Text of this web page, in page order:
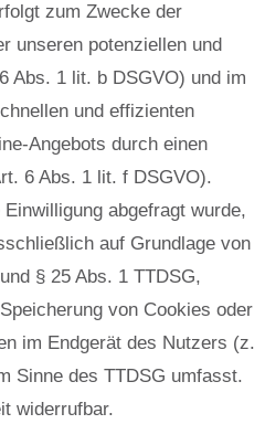
zum Zwecke der
unseren potenziellen und
Abs. 1 lit. b DSGVO) und im
und effizienten
Angebots durch einen
6 Abs. 1 lit. f DSGVO).
abgefragt wurde,
auf Grundlage von
§ 25 Abs. 1 TTDSG,
von Cookies oder
im Endgerät des Nutzers (z.
Sinne des TTDSG umfasst.
widerrufbar.